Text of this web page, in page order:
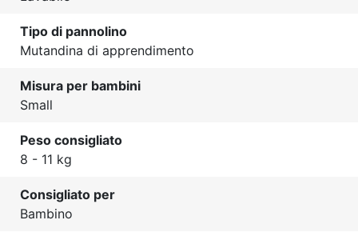
Tipo di pannolino
Mutandina di apprendimento
Misura per bambini
Small
Peso consigliato
8 - 11 kg
Consigliato per
Bambino